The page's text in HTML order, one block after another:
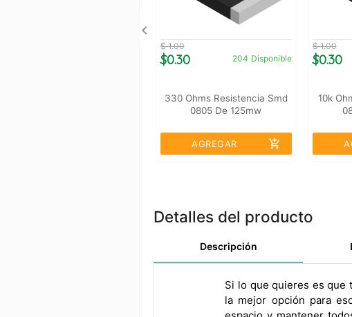
$ 1.00
$0.30 204 Disponible
330 Ohms Resistencia Smd
0805 De 125mw
AGREGAR add_shopping_cart
$ 1.00
$0.30
10k
Detalles del producto
Descripción
Si lo que quieres es que
la mejor opción para